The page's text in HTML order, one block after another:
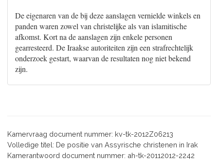
De eigenaren van de bij deze aanslagen vernielde winkels en
panden waren zowel van christelijke als van islamitische
afkomst. Kort na de aanslagen zijn enkele personen
gearresteerd. De Iraakse autoriteiten zijn een strafrechtelijk
onderzoek gestart, waarvan de resultaten nog niet bekend
zijn.
Kamervraag document nummer: kv-tk-2012Z06213
Volledige titel: De positie van Assyrische christenen in Irak
Kamerantwoord document nummer: ah-tk-20112012-2242